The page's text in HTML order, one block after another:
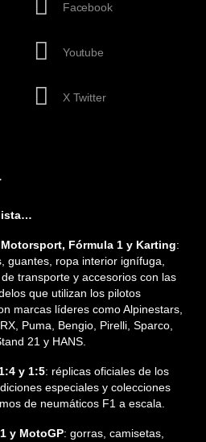
Facebook
Youtube
X Twitter
Fórmula 1 y Karting:
guantes, ropa interior ignífuga,
transporte y accesorios con las
que utilizan los pilotos
marcas líderes como Alpinestars,
Puma, Bengio, Pirelli, Sparco,
21 y HANS.
y 1:5: réplicas oficiales de los
especiales y colecciones
de neumáticos F1 a escala.
y MotoGP: gorras, camisetas,